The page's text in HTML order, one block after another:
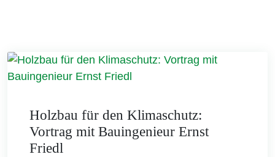
Holzbau für den Klimaschutz:
Vortrag mit Bauingenieur Ernst
Friedl